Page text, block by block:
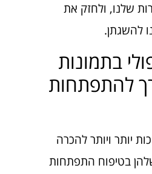
שלנו, ולחזק את
להשגתן.
בתמונות
להתפתחות
יותר ויותר להכרה
בטיפוח התפתחות